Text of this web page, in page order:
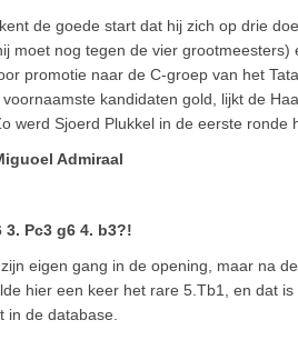
de goede start dat hij zich op drie
moet nog tegen de vier
promotie naar de C-groep van het
kandidaten gold, lijkt de
werd Sjoerd Plukkel in de eerste ronde
Admiraal
3. Pc3 g6 4. b3?!
eigen gang in de opening, maar na
hier een keer het rare 5.Tb1, en dat
in de database.